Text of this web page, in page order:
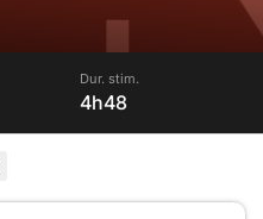
Dur. stim.
4h48